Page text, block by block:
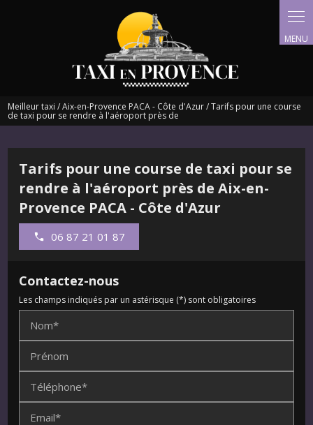
Meilleur taxi / Aix-en-Provence PACA - Côte d'Azur / Tarifs pour une course
de taxi pour se rendre à l'aéroport près de
Tarifs pour une course de taxi pour se
rendre à l'aéroport près de Aix-en-
Provence PACA - Côte d'Azur
06 87 21 01 87
Contactez-nous
Les champs indiqués par un astérisque (*) sont obligatoires
Nom*
Prénom
Téléphone*
Email*